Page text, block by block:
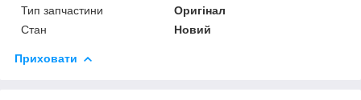
Тип запчастини
Оригінал
Стан
Новий
Приховати